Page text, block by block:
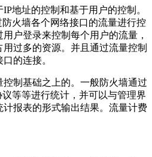
址的控制和基于用户的控制。
火墙各个网络接口的流量进行控
户登录来控制每个用户的流量，
过多的资源。并且通过流量控制
的连接。
制基础之上的。一般防火墙通过
等等进行统计，并可以与管理界
报表的形式输出结果。流量计费